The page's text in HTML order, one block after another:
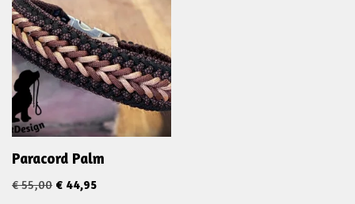
Paracord Palm
€55,00 € 44,95